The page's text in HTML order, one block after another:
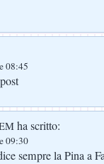
08:45
ha scritto:
09:30
sempre la Pina a